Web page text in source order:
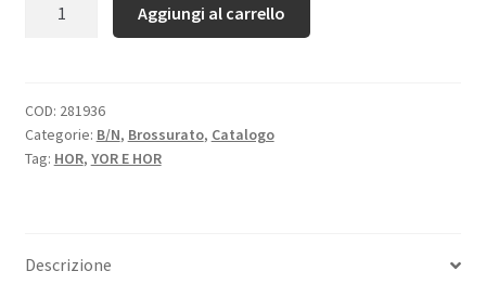
Aggiungi al carrello
COD: 281936
Categorie: B/N, Brossurato, Catalogo
Tag: HOR, YOR E HOR
Descrizione